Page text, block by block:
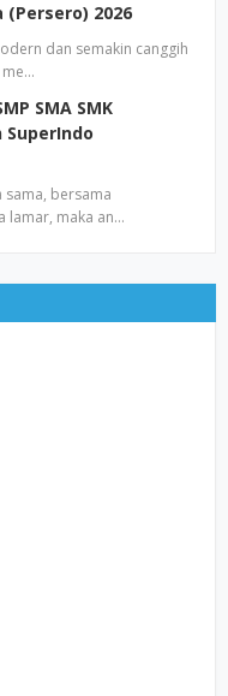
2026
dan semakin canggih
me…
SMA SMK
SuperIndo
sama, bersama
lamar, maka an…